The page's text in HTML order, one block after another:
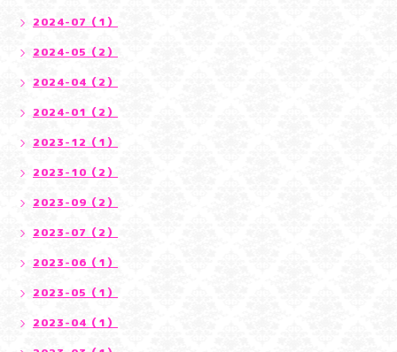
2024-07（1）
2024-05（2）
2024-04（2）
2024-01（2）
2023-12（1）
2023-10（2）
2023-09（2）
2023-07（2）
2023-06（1）
2023-05（1）
2023-04（1）